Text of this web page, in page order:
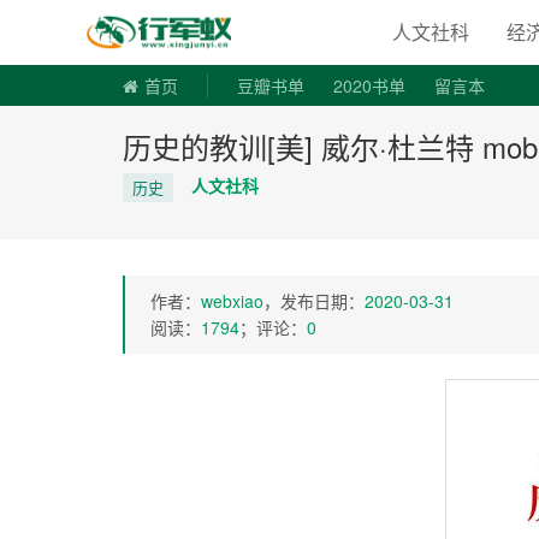
寻书令|走
人文社科 经
首页 豆瓣书单 2020书单 留言本
历史的教训[美] 威尔·杜兰特
历史 人文社科
作者： webxiao，发布日期： 2020-03-31
阅读： 1794；评论： 0